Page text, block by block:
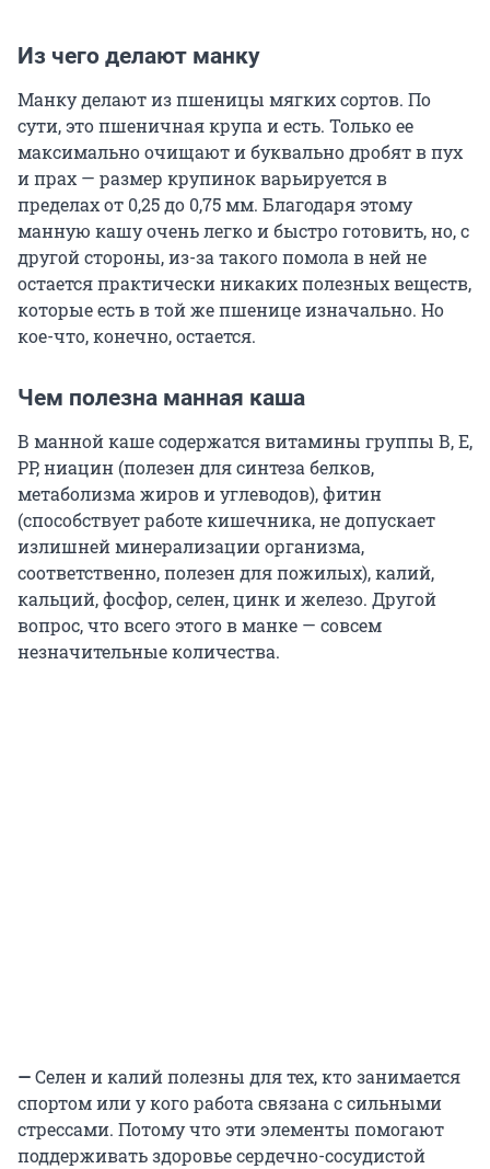
Из чего делают манку
Манку делают из пшеницы мягких сортов. По
сути, это пшеничная крупа и есть. Только ее
максимально очищают и буквально дробят в пух
и прах — размер крупинок варьируется в
пределах от 0,25 до 0,75 мм. Благодаря этому
манную кашу очень легко и быстро готовить, но, с
другой стороны, из-за такого помола в ней не
остается практически никаких полезных веществ,
которые есть в той же пшенице изначально. Но
кое-что, конечно, остается.
Чем полезна манная каша
В манной каше содержатся витамины группы В, Е,
РР, ниацин (полезен для синтеза белков,
метаболизма жиров и углеводов), фитин
(способствует работе кишечника, не допускает
излишней минерализации организма,
соответственно, полезен для пожилых), калий,
кальций, фосфор, селен, цинк и железо. Другой
вопрос, что всего этого в манке — совсем
незначительные количества.
—Селен и калий полезны для тех, кто занимается
спортом или у кого работа связана с сильными
стрессами. Потому что эти элементы помогают
поддерживать здоровье сердечно-сосудистой